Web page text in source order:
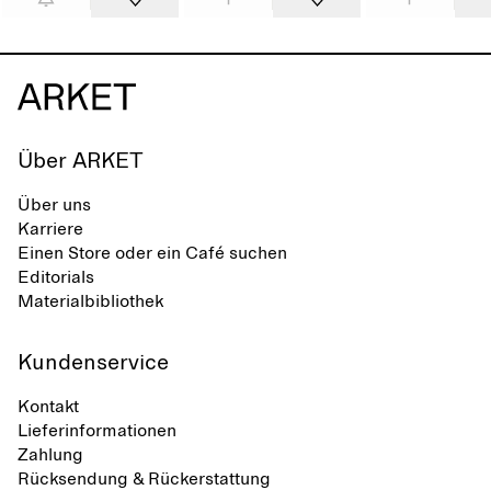
Über ARKET
Über uns
Karriere
Einen Store oder ein Café suchen
Editorials
Materialbibliothek
Kundenservice
Kontakt
Lieferinformationen
Zahlung
Rücksendung & Rückerstattung